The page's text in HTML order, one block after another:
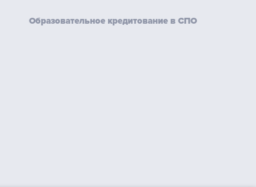
Образовательное кредитование в СПО